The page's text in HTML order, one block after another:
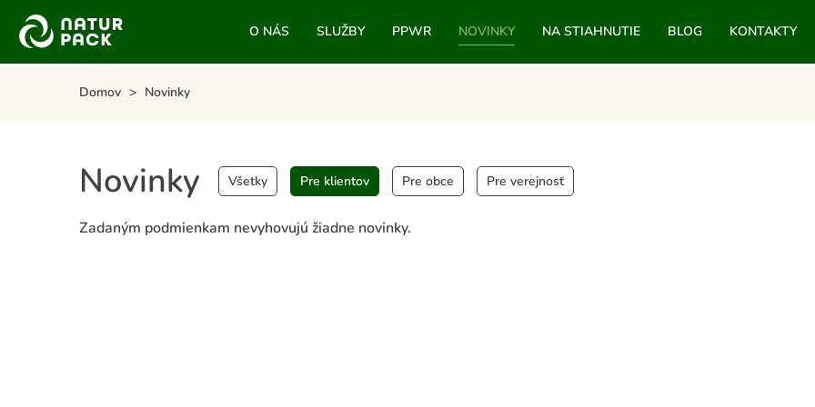
O NÁS SLUŽBY PPWR NOVINKY NA STIAHNUTIE BLOG KONTAKTY
Domov Novinky
Novinky Všetky Pre klientov Pre obce Pre verejnosť
Zadaným podmienkam nevyhovujú žiadne novinky.